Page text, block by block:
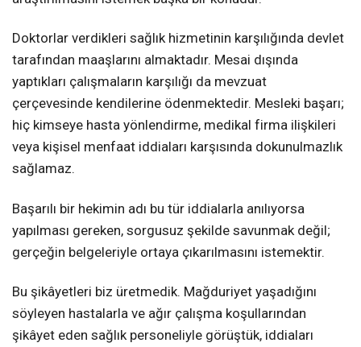
Doktorlar verdikleri sağlık hizmetinin karşılığında devlet
tarafından maaşlarını almaktadır. Mesai dışında
yaptıkları çalışmaların karşılığı da mevzuat
çerçevesinde kendilerine ödenmektedir. Mesleki başarı;
hiç kimseye hasta yönlendirme, medikal firma ilişkileri
veya kişisel menfaat iddiaları karşısında dokunulmazlık
sağlamaz.
Başarılı bir hekimin adı bu tür iddialarla anılıyorsa
yapılması gereken, sorgusuz şekilde savunmak değil;
gerçeğin belgeleriyle ortaya çıkarılmasını istemektir.
Bu şikâyetleri biz üretmedik. Mağduriyet yaşadığını
söyleyen hastalarla ve ağır çalışma koşullarından
şikâyet eden sağlık personeliyle görüştük, iddiaları